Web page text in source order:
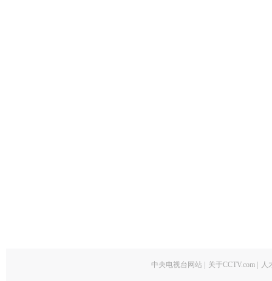
中央电视台网站 关于CCTV.com 人